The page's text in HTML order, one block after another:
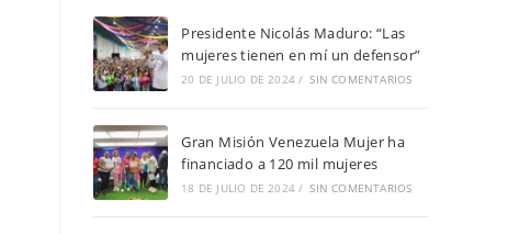
Presidente Nicolás Maduro: “Las
mujeres tienen en mí un defensor”
20 DE JULIO DE 2024 / SIN COMENTARIOS
Gran Misión Venezuela Mujer ha
financiado a 120 mil mujeres
18 DE JULIO DE 2024 / SIN COMENTARIOS